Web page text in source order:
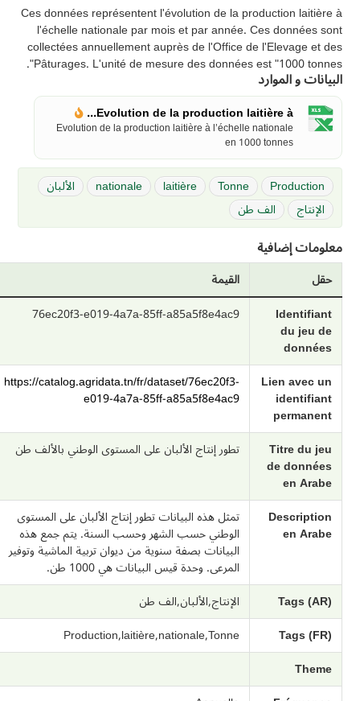
Ces données représentent l'évolution de la production laitière à
l'échelle nationale par mois et par année. Ces données sont
collectées annuellement auprès de l'Office de l'Elevage et des
Pâturages. L'unité de mesure des données est "1000 tonnes".
البيانات و الموارد
Evolution de la production laitière à...
Evolution de la production laitière à l’échelle nationale
en 1000 tonnes
Production
Tonne
laitière
nationale
الألبان
الإنتاج
الف طن
معلومات إضافية
حقل
القيمة
Identifiant
du jeu de
données
76ec20f3-e019-4a7a-85ff-a85a5f8e4ac9
Lien avec un
identifiant
permanent
https://catalog.agridata.tn/fr/dataset/76ec20f3-
e019-4a7a-85ff-a85a5f8e4ac9
Titre du jeu
de données
en Arabe
تطور إنتاج الألبان على المستوى الوطني بالألف طن
Description
en Arabe
تمثل هذه البيانات تطور إنتاج الألبان على المستوى
الوطني حسب الشهر وحسب السنة. يتم جمع هذه
البيانات بصفة سنوية من ديوان تربية الماشية وتوفير
المرعى. وحدة قيس البيانات هي 1000 طن.
Tags (AR)
الإنتاج,الألبان,الف طن
Tags (FR)
Production,laitière,nationale,Tonne
Theme